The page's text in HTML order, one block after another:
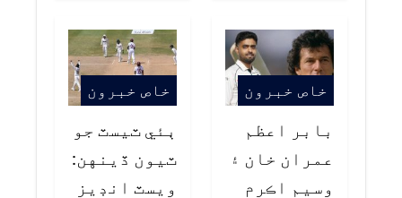
خاص خبرون
بابر اعظم
عمران خان ۽
وسيم اڪرم
خاص خبرون
ٻئي ٽيسٽ جو
ٽيون ڏينهن:
ويسٽ انڊيز